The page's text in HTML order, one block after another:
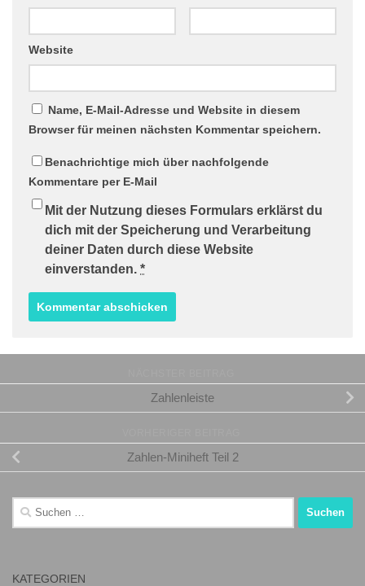
Website
Name, E-Mail-Adresse und Website in diesem
Browser für meinen nächsten Kommentar speichern.
Benachrichtige mich über nachfolgende
Kommentare per E-Mail
Mit der Nutzung dieses Formulars erklärst du
dich mit der Speicherung und Verarbeitung
deiner Daten durch diese Website
einverstanden. *
Zahlenleiste
Zahlen-Miniheft Teil 2
Suchen
nach:
KATEGORIEN